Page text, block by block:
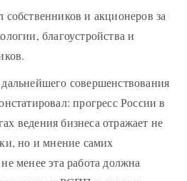
собственников и акционеров за
благоустройства и
совершенствования
прогресс России в
ведения бизнеса отражает не
но и мнение самих
менее эта работа должна